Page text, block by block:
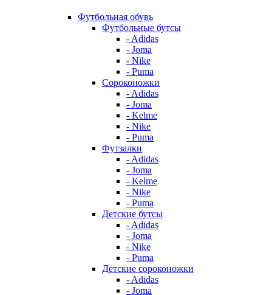
Футбольная обувь
Футбольные бутсы
- Adidas
- Joma
- Nike
- Puma
Сороконожки
- Adidas
- Joma
- Kelme
- Nike
- Puma
Футзалки
- Adidas
- Joma
- Kelme
- Nike
- Puma
Детские бутсы
- Adidas
- Joma
- Nike
- Puma
Детские сороконожки
- Adidas
- Joma